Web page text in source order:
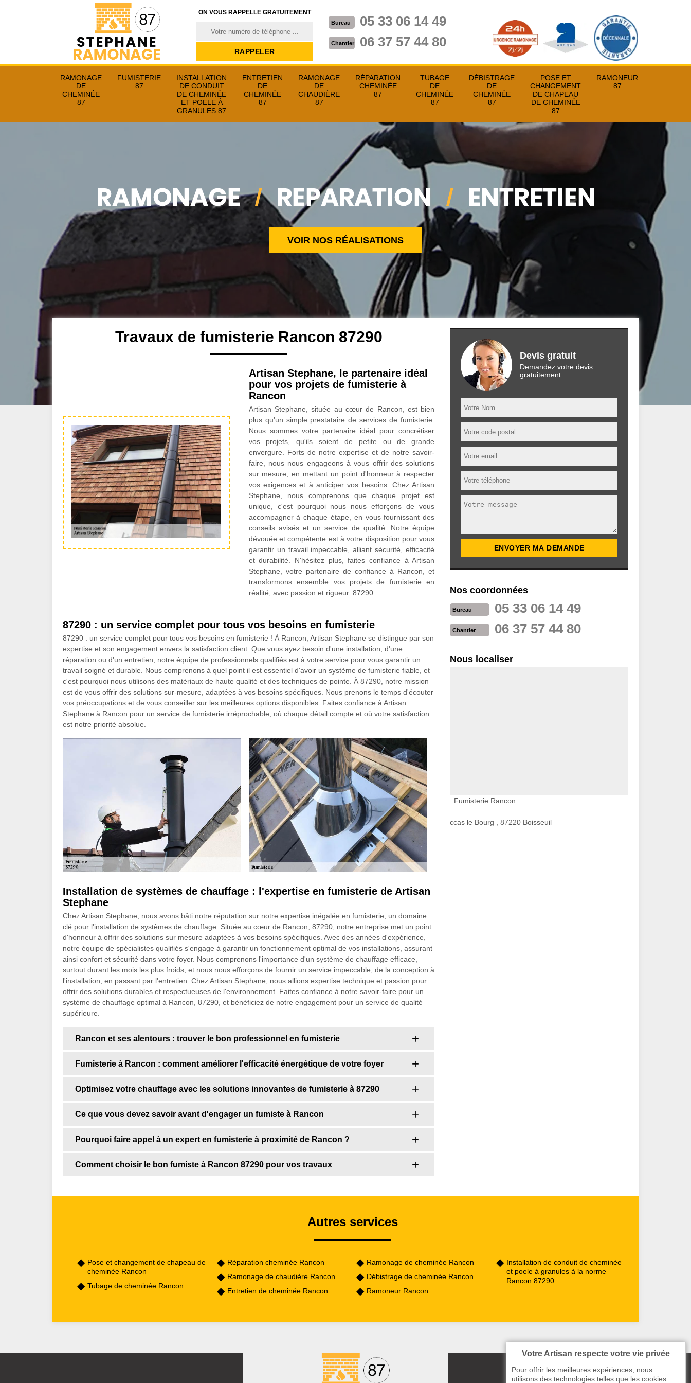
ON VOUS RAPPELLE GRATUITEMENT
Bureau 05 33 06 14 49
Chantier 06 37 57 44 80
RAMONAGE
DE
CHEMINÉE
87
FUMISTERIE
87
INSTALLATION
DE CONDUIT
DE CHEMINÉE
ET POELE À
GRANULES 87
ENTRETIEN
DE
CHEMINÉE
87
RAMONAGE
DE
CHAUDIÈRE
87
RÉPARATION
CHEMINÉE
87
TUBAGE
DE
CHEMINÉE
87
DÉBISTRAGE
DE
CHEMINÉE
87
POSE ET
CHANGEMENT
DE CHAPEAU
DE CHEMINÉE
87
RAMONEUR
87
VOIR NOS RÉALISATIONS
Travaux de fumisterie Rancon 87290
Artisan Stephane, le partenaire idéal
pour vos projets de fumisterie à
Rancon
Artisan Stephane, située au cœur de Rancon, est bien
plus qu'un simple prestataire de services de fumisterie.
Nous sommes votre partenaire idéal pour concrétiser
vos projets, qu'ils soient de petite ou de grande
envergure. Forts de notre expertise et de notre savoir-
faire, nous nous engageons à vous offrir des solutions
sur mesure, en mettant un point d'honneur à respecter
vos exigences et à anticiper vos besoins. Chez Artisan
Stephane, nous comprenons que chaque projet est
unique, c'est pourquoi nous nous efforçons de vous
accompagner à chaque étape, en vous fournissant des
conseils avisés et un service de qualité. Notre équipe
dévouée et compétente est à votre disposition pour vous
garantir un travail impeccable, alliant sécurité, efficacité
et durabilité. N'hésitez plus, faites confiance à Artisan
Stephane, votre partenaire de confiance à Rancon, et
transformons ensemble vos projets de fumisterie en
réalité, avec passion et rigueur. 87290
87290 : un service complet pour tous vos besoins en fumisterie
87290 : un service complet pour tous vos besoins en fumisterie ! À Rancon, Artisan Stephane se distingue par son
expertise et son engagement envers la satisfaction client. Que vous ayez besoin d'une installation, d'une
réparation ou d'un entretien, notre équipe de professionnels qualifiés est à votre service pour vous garantir un
travail soigné et durable. Nous comprenons à quel point il est essentiel d'avoir un système de fumisterie fiable, et
c'est pourquoi nous utilisons des matériaux de haute qualité et des techniques de pointe. À 87290, notre mission
est de vous offrir des solutions sur-mesure, adaptées à vos besoins spécifiques. Nous prenons le temps d'écouter
vos préoccupations et de vous conseiller sur les meilleures options disponibles. Faites confiance à Artisan
Stephane à Rancon pour un service de fumisterie irréprochable, où chaque détail compte et où votre satisfaction
est notre priorité absolue.
Installation de systèmes de chauffage : l'expertise en fumisterie de Artisan
Stephane
Chez Artisan Stephane, nous avons bâti notre réputation sur notre expertise inégalée en fumisterie, un domaine
clé pour l'installation de systèmes de chauffage. Située au cœur de Rancon, 87290, notre entreprise met un point
d'honneur à offrir des solutions sur mesure adaptées à vos besoins spécifiques. Avec des années d'expérience,
notre équipe de spécialistes qualifiés s'engage à garantir un fonctionnement optimal de vos installations, assurant
ainsi confort et sécurité dans votre foyer. Nous comprenons l'importance d'un système de chauffage efficace,
surtout durant les mois les plus froids, et nous nous efforçons de fournir un service impeccable, de la conception à
l'installation, en passant par l'entretien. Chez Artisan Stephane, nous allions expertise technique et passion pour
offrir des solutions durables et respectueuses de l'environnement. Faites confiance à notre savoir-faire pour un
système de chauffage optimal à Rancon, 87290, et bénéficiez de notre engagement pour un service de qualité
supérieure.
Rancon et ses alentours : trouver le bon professionnel en fumisterie
Fumisterie à Rancon : comment améliorer l'efficacité énergétique de votre foyer
Optimisez votre chauffage avec les solutions innovantes de fumisterie à 87290
Ce que vous devez savoir avant d'engager un fumiste à Rancon
Pourquoi faire appel à un expert en fumisterie à proximité de Rancon ?
Comment choisir le bon fumiste à Rancon 87290 pour vos travaux
Devis gratuit
Demandez votre devis
gratuitement
Nos coordonnées
Bureau 05 33 06 14 49
Chantier 06 37 57 44 80
Nous localiser
Fumisterie Rancon
ccas le Bourg , 87220 Boisseuil
Autres services
Pose et changement de chapeau de
cheminée Rancon
Tubage de cheminée Rancon
Réparation cheminée Rancon
Ramonage de chaudière Rancon
Entretien de cheminée Rancon
Ramonage de cheminée Rancon
Débistrage de cheminée Rancon
Ramoneur Rancon
Installation de conduit de cheminée
et poele à granules à la norme
Rancon 87290
Votre Artisan respecte votre vie privée
Pour offrir les meilleures expériences, nous
utilisons des technologies telles que les cookies